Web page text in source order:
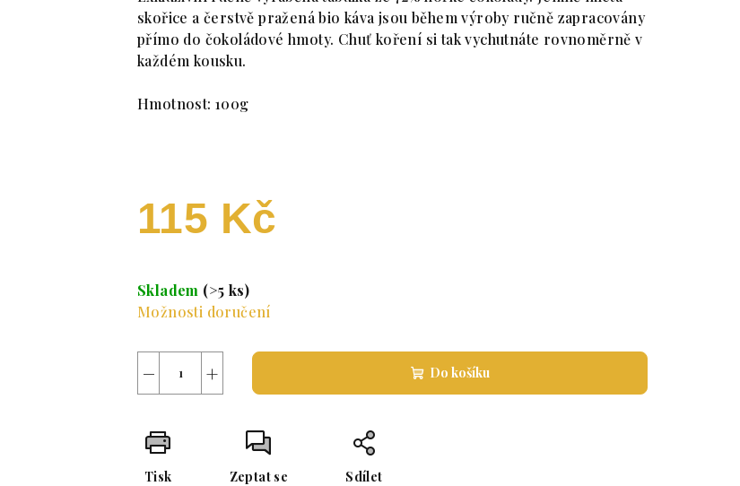
skořice a čerstvě pražená bio káva jsou během výroby ručně zapracovány
přímo do čokoládové hmoty. Chuť koření si tak vychutnáte rovnoměrně v
každém kousku.
Hmotnost: 100g
115 Kč
Skladem (>5 ks)
Možnosti doručení
+
− Do košíku
Tisk Zeptat se Sdílet